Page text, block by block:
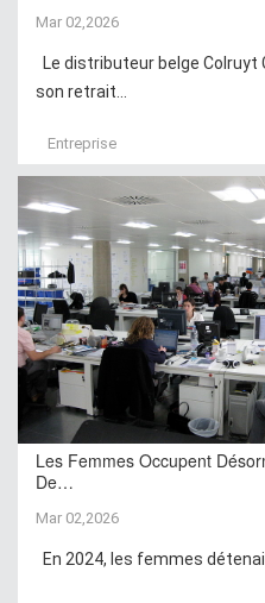
Mar 02,2026
Le distributeur belge
son retrait...
Entreprise
Les Femmes Occupent
De…
Mar 02,2026
En 2024, les femmes